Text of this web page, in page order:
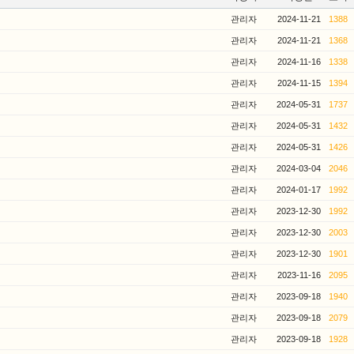
관리자 2024-11-21 1388
관리자 2024-11-21 1368
관리자 2024-11-16 1338
관리자 2024-11-15 1394
관리자 2024-05-31 1737
관리자 2024-05-31 1432
관리자 2024-05-31 1426
관리자 2024-03-04 2046
관리자 2024-01-17 1992
관리자 2023-12-30 1992
관리자 2023-12-30 2003
관리자 2023-12-30 1901
관리자 2023-11-16 2095
관리자 2023-09-18 1940
관리자 2023-09-18 2079
관리자 2023-09-18 1928